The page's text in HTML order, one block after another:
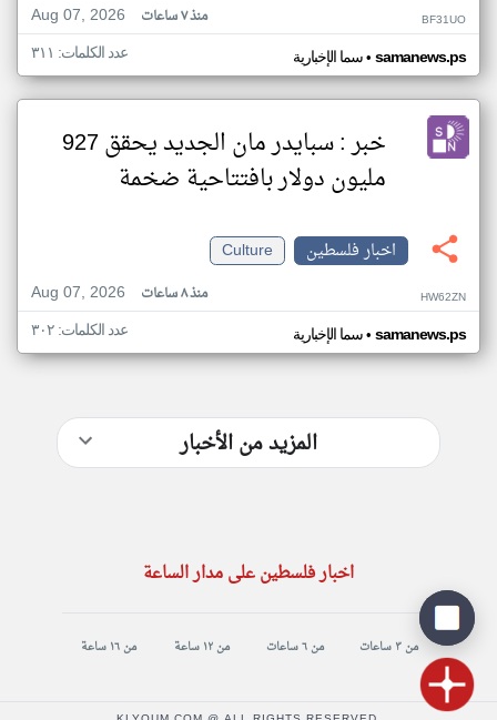
Aug 07, 2026
منذ ٧ ساعات BF31UO
سما الإخبارية• samanews.ps عدد الكلمات: ٣١١
خبر : سبايدر مان الجديد يحقق 927
مليون دولار بافتتاحية ضخمة
اخبار فلسطين
Culture
Aug 07, 2026
منذ ٨ ساعات HW62ZN
سما الإخبارية• samanews.ps عدد الكلمات: ٣٠٢
المزيد من الأخبار
اخبار فلسطين على مدار الساعة
من ٣ ساعات من ٦ ساعات من ١٢ ساعة من ١٦ ساعة